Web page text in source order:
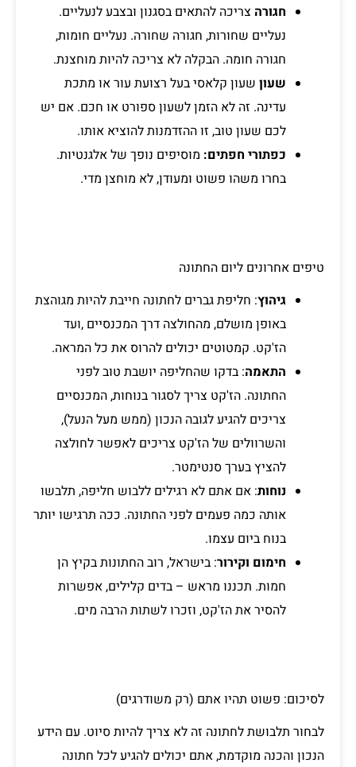
חגורה צריכה להתאים בסגנון ובצבע לנעליים.
נעליים שחורות, חגורה שחורה. נעליים חומות,
חגורה חומה. הבקלה לא צריכה להיות מוחצנת.
שעון שעון קלאסי בעל רצועת עור או מתכת
עדינה. זה לא הזמן לשעון ספורט או חכם. אם יש
לכם שעון טוב, זו ההזדמנות להוציא אותו.
כפתורי חפתים: מוסיפים נופך של אלגנטיות.
בחרו משהו פשוט ומעודן, לא מוחצן מדי.
טיפים אחרונים ליום החתונה
גיהוץ: חליפת גברים לחתונה חייבת להיות מגוהצת
באופן מושלם, מהחולצה דרך המכנסיים ,ועד
הז'קט. קמטוטים יכולים להרוס את כל המראה.
התאמה: בדקו שהחליפה יושבת טוב לפני
החתונה. הז'קט צריך לסגור בנוחות, המכנסיים
צריכים להגיע לגובה הנכון (ממש מעל הנעל),
והשרוולים של הז'קט צריכים לאפשר לחולצה
להציץ בערך סנטימטר.
נוחות: אם אתם לא רגילים ללבוש חליפה, תלבשו
אותה כמה פעמים לפני החתונה. ככה תרגישו יותר
בנוח ביום עצמו.
חימום וקירור: בישראל, רוב החתונות בקיץ הן
חמות. תכננו מראש – בדים קלילים, אפשרות
להסיר את הז'קט, וזכרו לשתות הרבה מים.
לסיכום: פשוט תהיו אתם (רק משודרגים)
לבחור תלבושת לחתונה זה לא צריך להיות סיוט. עם הידע
הנכון והכנה מוקדמת, אתם יכולים להגיע לכל חתונה